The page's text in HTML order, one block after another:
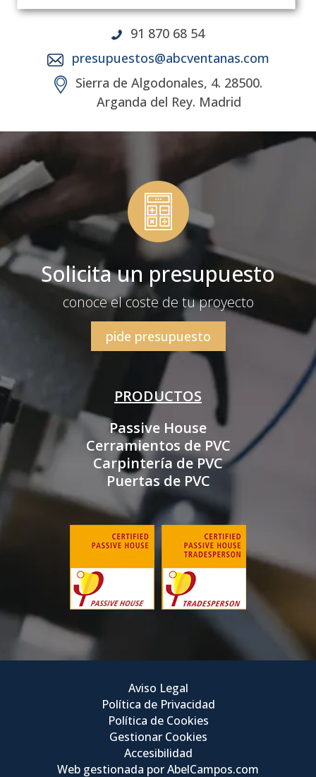
91 870 68 54
presupuestos@abcventanas.com
Sierra de Algodonales, 4. 28500.
Arganda del Rey. Madrid
Solicita un presupuesto
conoce el coste de tu proyecto
pide presupuesto
PRODUCTOS
Passive House
Cerramientos de PVC
Carpintería de PVC
Puertas de PVC
Aviso Legal
Política de Privacidad
Política de Cookies
Gestionar Cookies
Accesibilidad
Web gestionada por AbelCampos.com